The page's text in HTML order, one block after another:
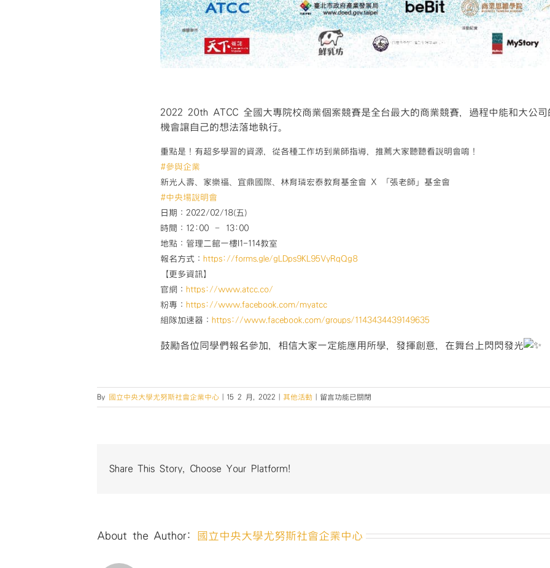
2022 20th ATCC 全國大專院校商業個案競賽是全台最大的商業競賽，過程中能和大公司
機會讓自己的想法落地執行。
重點是！有超多學習的資源，從各種工作坊到業師指導，推薦大家聽聽看說明會唷！
#參與企業
新光人壽、家樂福、宜鼎國際、林育璘宏泰教育基金會 X 「張老師」基金會
#中央場說明會
日期：2022/02/18(五)
時間：12:00 – 13:00
地點：管理二館一樓I1-114教室
報名方式： https://forms.gle/gLDps9KL95VyRqQg8
【更多資訊】
官網： https://www.atcc.co/
粉專： https://www.facebook.com/myatcc
組隊加速器： https://www.facebook.com/groups/1143434439149635
鼓勵各位同學們報名參加，相信大家一定能應用所學，發揮創意，在舞台上閃閃發光
By 國立中央大學尤努斯社會企業中心 15 2 月, 2022 其他活動
在
〈【2022
中
留言功能已關閉
Share This Story, Choose Your Platform!
About the Author: 國立中央大學尤努斯社會企業中心